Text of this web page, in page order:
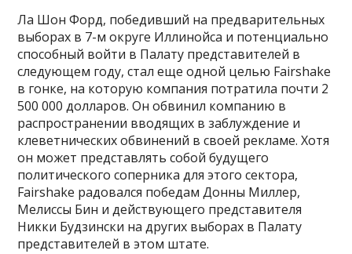
Ла Шон Форд, победивший на предварительных
выборах в 7-м округе Иллинойса и потенциально
способный войти в Палату представителей в
следующем году, стал еще одной целью Fairshake
в гонке, на которую компания потратила почти 2
500 000 долларов. Он обвинил компанию в
распространении вводящих в заблуждение и
клеветнических обвинений в своей рекламе. Хотя
он может представлять собой будущего
политического соперника для этого сектора,
Fairshake радовался победам Донны Миллер,
Мелиссы Бин и действующего представителя
Никки Будзински на других выборах в Палату
представителей в этом штате.